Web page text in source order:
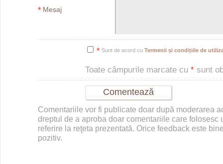
* Mesaj
* Sunt de acord cu Termenii și condițiile de
Toate câmpurile marcate cu * sunt
Comentariile vor fi publicate doar după moderarea
dreptul de a aproba doar comentariile care folosesc
referire la reţeta prezentată. Orice feedback este
pozitiv.